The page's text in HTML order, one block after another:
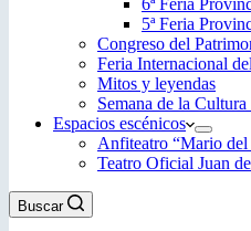
6ª Feria
5ª Feria
Congreso del
Feria Internacional
Mitos y leyendas
Semana de la Cultura
Espacios escénicos
Anfiteatro “Mario
Teatro Oficial Juan
Buscar